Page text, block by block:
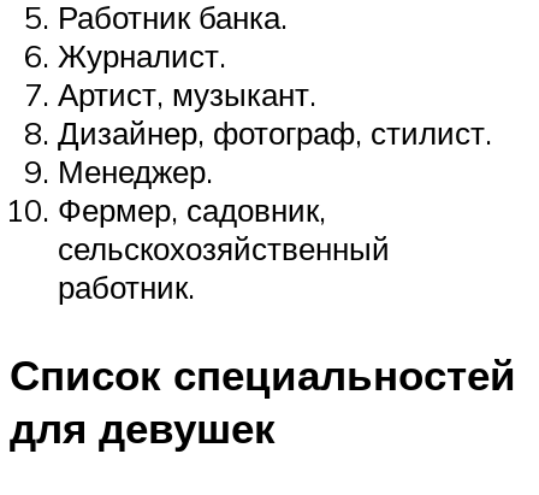
Работник банка.
Журналист.
Артист, музыкант.
Дизайнер, фотограф, стилист.
Менеджер.
Фермер, садовник,
сельскохозяйственный
работник.
Список специальностей
для девушек